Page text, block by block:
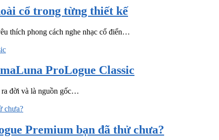
cổ trong từng thiết kế
thích phong cách nghe nhạc cổ điển…
ProLogue Classic
ra đời và là nguồn gốc…
Premium bạn đã thử chưa?